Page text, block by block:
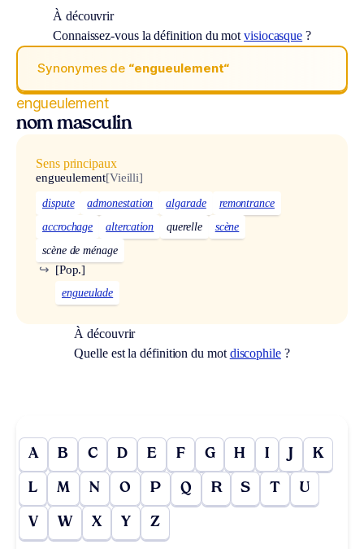
À découvrir
Connaissez-vous la définition du motvisiocasque ?
Synonymes de “engueulement“
engueulement
nom masculin
Sens principaux
engueulement[Vieilli]
dispute admonestation algarade
remontrance
accrochage
altercation querelle
scène
scène de ménage
[Pop.]
↪
engueulade
À découvrir
Quelle est la définition du mot discophile?
A B C D E F G H I J K
L M N O P Q R S T U
V W X Y Z